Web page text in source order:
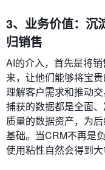
3、业务价值：沉
归销售
AI的介入，首先是将
来，让他们能够将宝
理解客户需求和推动
捕获的数据都是全面
质量的数据资产，为
基础。当CRM不再是
使用粘性自然会得到大